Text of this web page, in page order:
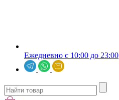
Ежедневно с 10:00 до 23:00